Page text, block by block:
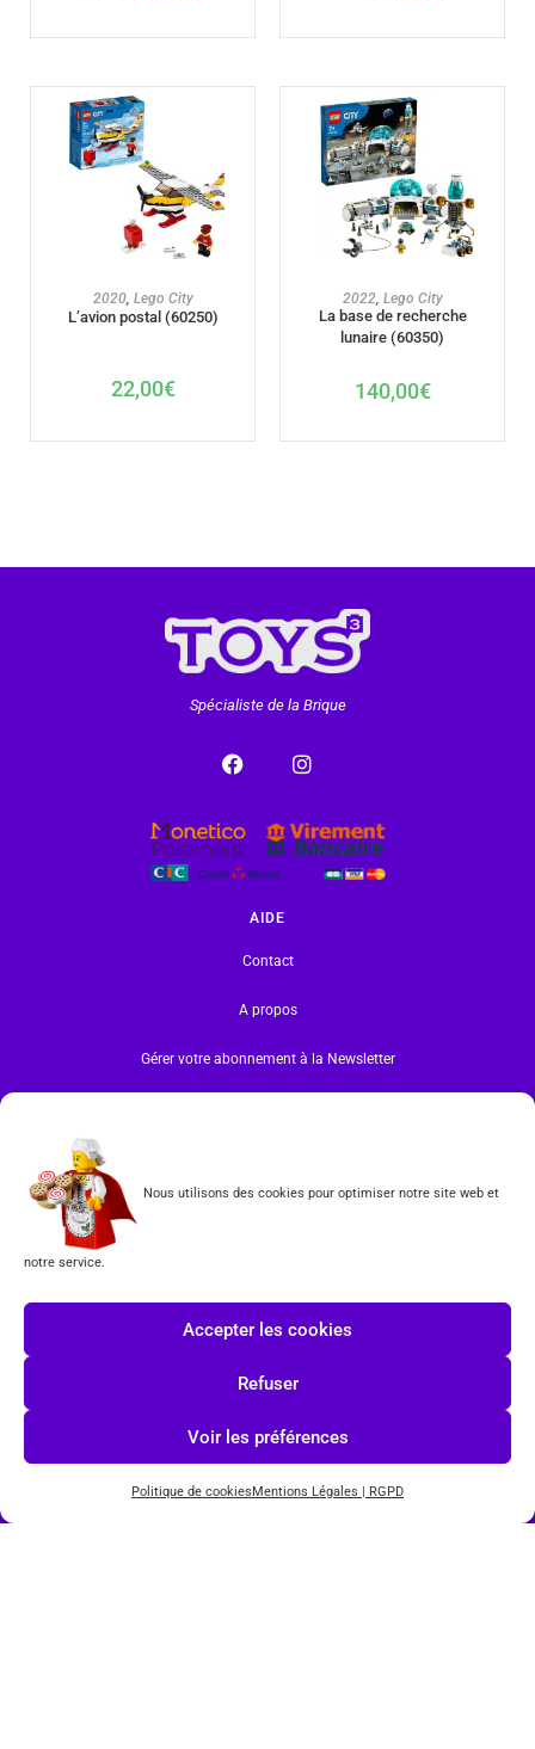
Nous utilisons des cookies pour optimiser notre site web et
notre service.
Accepter les cookies
Refuser
Voir les préférences
Politique de cookiesMentions Légales | RGPD
AJOUTER AU PANIER
2020, Lego City
L’avion postal (60250)
22,00€
AJOUTER AU PANIER
2022, Lego City
La base de recherche
lunaire (60350)
140,00€
Spécialiste de la Brique
AIDE
Contact
A propos
Gérer votre abonnement à la Newsletter
CGV
marque déposée par The LEGO Group. Les propriétaires des marques respectives citées sur le site
en restent les propriétaires. Tous droits réservés.